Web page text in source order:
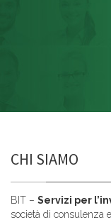
CHI SIAMO
BIT – Servizi per
società di consulenza